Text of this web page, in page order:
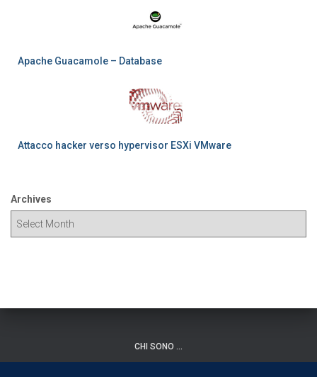
Apache Guacamole – Database
Attacco hacker verso hypervisor ESXi VMware
Archives
CHI SONO …